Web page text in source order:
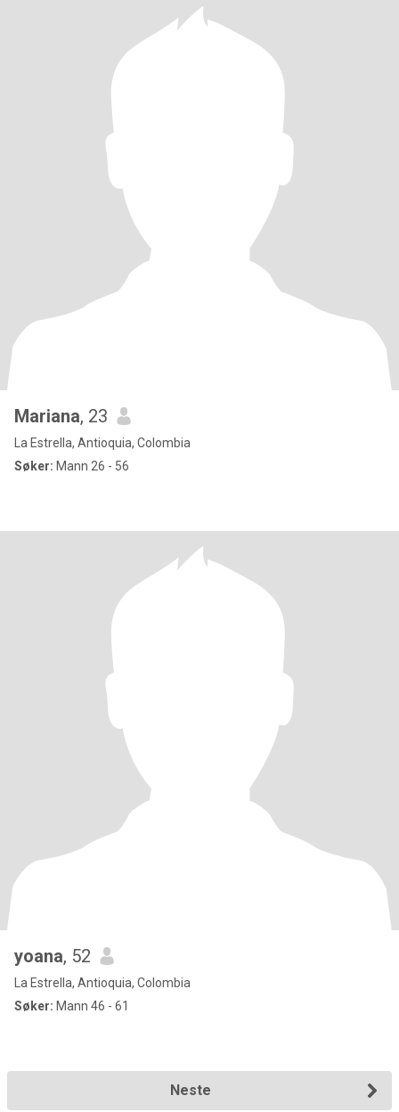
Mariana, 23
La Estrella, Antioquia, Colombia
Søker: Mann 26 - 56
yoana, 52
La Estrella, Antioquia, Colombia
Søker: Mann 46 - 61
Neste